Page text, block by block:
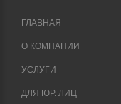
ГЛАВНАЯ
О КОМПАНИИ
УСЛУГИ
ДЛЯ ЮР. ЛИЦ